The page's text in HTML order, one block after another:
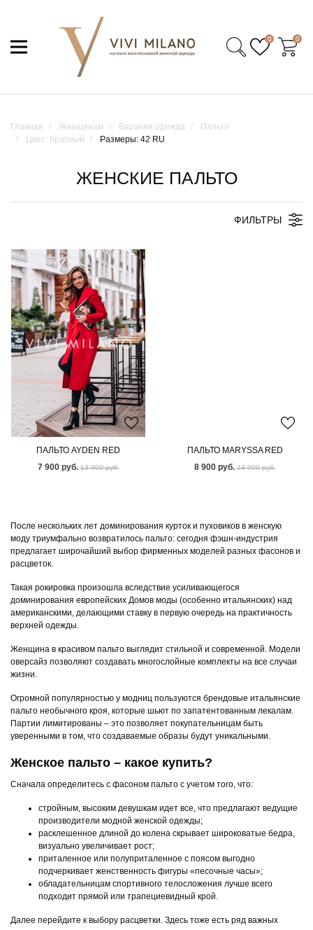
0 0
Главная Женщинам Верхняя одежда
Пальто
Цвет: Красный
Размеры: 42 RU
ЖЕНСКИЕ ПАЛЬТО
ФИЛЬТРЫ
ПАЛЬТО AYDEN RED
7 900 руб. 13 900 руб.
ПАЛЬТО MARYSSA RED
8 900 руб. 14 900 руб.
После нескольких лет доминирования курток и пуховиков в женскую
моду триумфально возвратилось пальто: сегодня фэшн-индустрия
предлагает широчайший выбор фирменных моделей разных фасонов и
расцветок.
Такая рокировка произошла вследствие усиливающегося
доминирования европейских Домов моды (особенно итальянских) над
американскими, делающими ставку в первую очередь на практичность
верхней одежды.
Женщина в красивом пальто выглядит стильной и современной. Модели
оверсайз позволяют создавать многослойные комплекты на все случаи
жизни.
Огромной популярностью у модниц пользуются брендовые итальянские
пальто необычного кроя, которые шьют по запатентованным лекалам.
Партии лимитированы – это позволяет покупательницам быть
уверенными в том, что создаваемые образы будут уникальными.
Женское пальто – какое купить?
Сначала определитесь с фасоном пальто с учетом того, что:
стройным, высоким девушкам идет все, что предлагают ведущие
производители модной женской одежды;
расклешенное длиной до колена скрывает широковатые бедра,
визуально увеличивает рост;
приталенное или полуприталенное с поясом выгодно
подчеркивает женственность фигуры «песочные часы»;
обладательницам спортивного телосложения лучше всего
подходит прямой или трапециевидный крой.
Далее перейдите к выбору расцветки. Здесь тоже есть ряд важных